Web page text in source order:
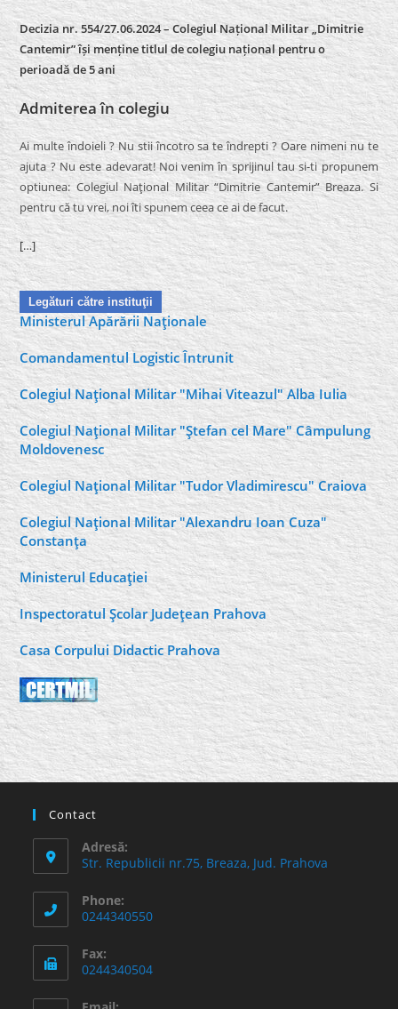
Decizia nr. 554/27.06.2024 – Colegiul Național Militar „Dimitrie
Cantemir” își menține titlul de colegiu național pentru o
perioadă de 5 ani
Admiterea în colegiu
Ai multe îndoieli ? Nu stii încotro sa te îndrepti ? Oare nimeni nu te
ajuta ? Nu este adevarat! Noi venim în sprijinul tau si-ti propunem
optiunea: Colegiul Naţional Militar “Dimitrie Cantemir” Breaza. Si
pentru că tu vrei, noi îti spunem ceea ce ai de facut.
[…]
Legături către instituţii
Ministerul Apărării Naţionale
Comandamentul Logistic Întrunit
Colegiul Naţional Militar "Mihai Viteazul" Alba Iulia
Colegiul Naţional Militar "Ştefan cel Mare" Câmpulung
Moldovenesc
Colegiul Naţional Militar "Tudor Vladimirescu" Craiova
Colegiul Naţional Militar "Alexandru Ioan Cuza"
Constanţa
Ministerul Educaţiei
Inspectoratul Şcolar Judeţean Prahova
Casa Corpului Didactic Prahova
Contact
Adresă:
Str. Republicii nr.75, Breaza, Jud. Prahova
Phone:
0244340550
Fax:
0244340504